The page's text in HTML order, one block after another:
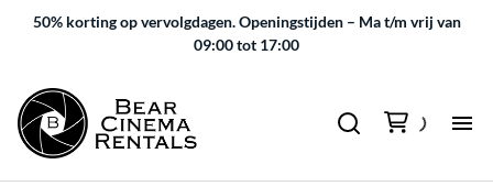
50% korting op vervolgdagen. Openingstijden – Ma t/m vrij van
09:00 tot 17:00